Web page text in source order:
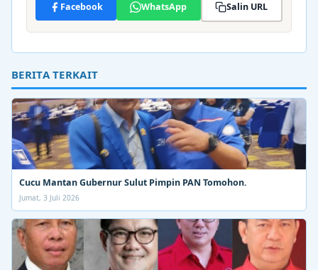
Facebook WhatsApp Salin URL
BERITA TERKAIT
Cucu Mantan Gubernur Sulut Pimpin PAN Tomohon.
Jumat, 3 Juli 2026